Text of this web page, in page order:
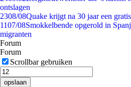
ontslagen
2308/08Quake krijgt na 30 jaar een
1107/08Smokkelbende opgerold in
migranten
Forum
Forum
Scrollbar gebruiken
opslaan